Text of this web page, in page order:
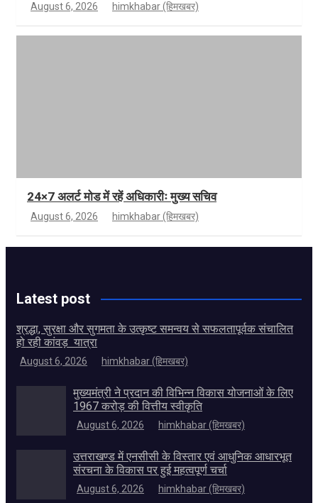
August 6, 2026 himkhabar (हिमखबर)
24×7 अलर्ट मोड में रहें अधिकारीः मुख्य सचिव
August 6, 2026 himkhabar (हिमखबर)
Latest post
श्रद्धा, सुरक्षा और सुगमता के उत्कृष्ट समन्वय से सफलतापूर्वक संचालित
हो रही कांवड़ यात्रा
August 6, 2026 himkhabar (हिमखबर)
मुख्यमंत्री ने प्रदान की विभिन्न विकास योजनाओं के लिए
1967 करोड़ की वित्तीय स्वीकृति
August 6, 2026 himkhabar (हिमखबर)
उत्तराखण्ड में एनसीसी के विस्तार एवं आधुनिक आधारभूत
संरचना के विकास पर हुई महत्वपूर्ण चर्चा
August 6, 2026 himkhabar (हिमखबर)